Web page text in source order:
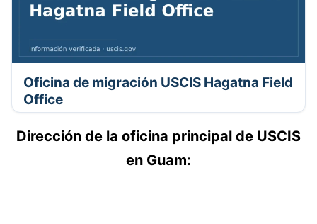
Oficina de migración USCIS Hagatna Field
Office
Dirección de la oficina principal de USCIS
en Guam: